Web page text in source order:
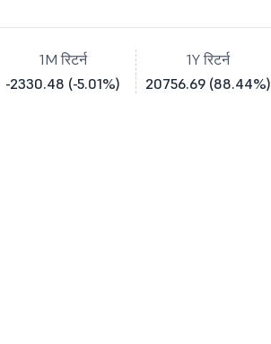
1M रिटर्न
-2330.48 (-5.01%)
1Y रिटर्न
20756.69 (88.44%)